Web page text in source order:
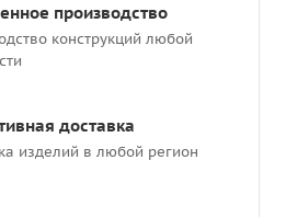
производство
конструкций любой
доставка
изделий в любой регион